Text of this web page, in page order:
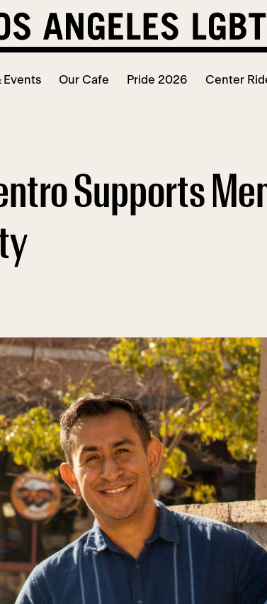
Events Our Cafe Pride 2026 Center
Supports